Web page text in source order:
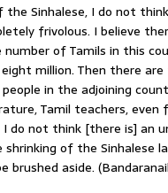
Sinhalese, I do not
frivolous. I believe
number of Tamils in this
million. Then there
in the adjoining
Tamil teachers, even
I do not think [there is] an
shrinking of the Sinhalese
brushed aside.